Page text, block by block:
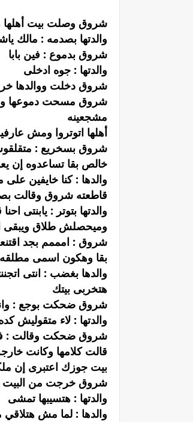
شروق وصلت بيت أهلها
والدتها بصدمه : مالك
شروق بدموع : فين بابا
والدتها : جوه ادخلى
شروق دخلت ووالدها
شروق مسحت دموعها
مشجعينه
أهلها اتوتروا ومش
شروق بسخريع :
خالص بقا تساعدوه إن
والدها : كنا خايفين
قاطعته شروق وقالت
والدتها بتوتر : يابنتى
وميحصلش طلاق
شروق : امممم بجد
بقا وهكون اسمى مطلقه
والدها بغضب : انتى
هتخربى بيتك
شروق ضحكت بوجع :
والدتها : لاء متقوليش
شروق ضحكت وقالت :
قالت كلامها وكانت
بيت جوزك اعتبرى إن
شروق خرجت من البيت
والدتها : هتسيبها تمشى
والدها : لما مش